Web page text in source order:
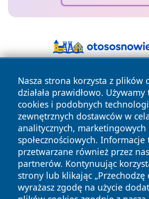
Nasza strona korzysta z plików
działała prawidłowo.
cookies i podobnych
zewnętrznych dostawców w
analitycznych, marketingowych
społecznościowych.
przetwarzane również przez
partnerów. Kontynuując
strony lub klikając „Przechodzę
wyrażasz zgodę na użycie
Copyright © 2026 nowinypilskie.pl
zastrzeżone.
News Autorzy
Polityka
Prywatności